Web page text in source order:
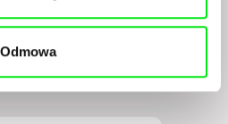
Odmowa
otrzymywać newsletter z